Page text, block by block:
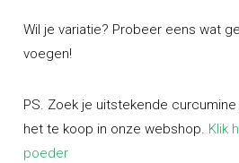
Wil je variatie? Probeer eens wat
voegen!
PS. Zoek je uitstekende
het te koop in onze webshop. Klik
poeder